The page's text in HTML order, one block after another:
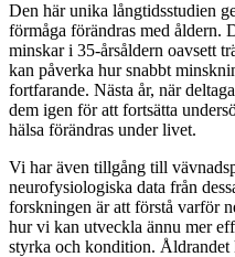
Den här unika långtidsstudien
förmåga förändras med åldern.
minskar i 35-årsåldern oavsett
kan påverka hur snabbt
fortfarande. Nästa år, när
dem igen för att fortsätta
hälsa förändras under livet.
Vi har även tillgång till
neurofysiologiska data från
forskningen är att förstå varför
hur vi kan utveckla ännu mer
styrka och kondition.